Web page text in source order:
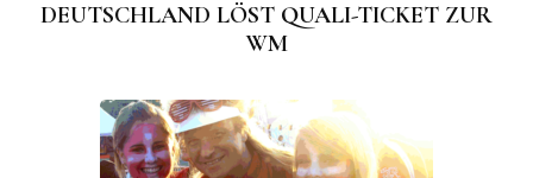
DEUTSCHLAND LÖST QUALI-TICKET ZUR
WM